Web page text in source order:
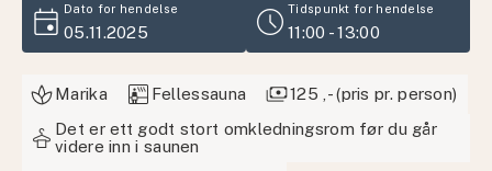
event Dato for hendelse
05.11.2025 schedule Tidspunkt for hendelse
11:00 - 13:00
Marika sauna Fellessauna payments125 ,- (pris pr. person)
styler Det er ett godt stort omkledningsrom før du går
videre inn i saunen